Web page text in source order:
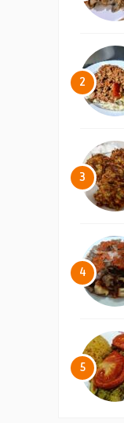
2
3
4
5